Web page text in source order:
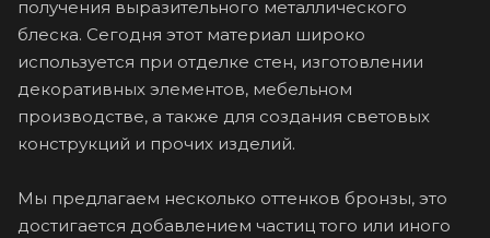
получения выразительного металлического
блеска. Сегодня этот материал широко
используется при отделке стен, изготовлении
декоративных элементов, мебельном
производстве, а также для создания световых
конструкций и прочих изделий.
Мы предлагаем несколько оттенков бронзы, это
достигается добавлением частиц того или иного